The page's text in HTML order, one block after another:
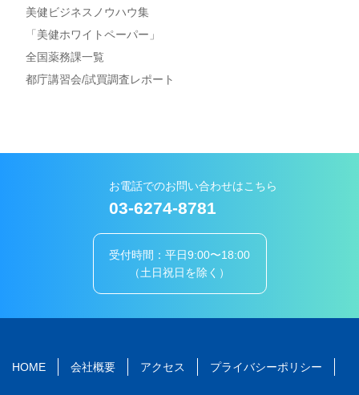
美健ビジネスノウハウ集
「美健ホワイトペーパー」
全国薬務課一覧
都庁講習会/試買調査レポート
お電話でのお問い合わせはこちら
03-6274-8781
受付時間：平日9:00〜18:00
（土日祝日を除く）
HOME 会社概要 アクセス プライバシーポリシー